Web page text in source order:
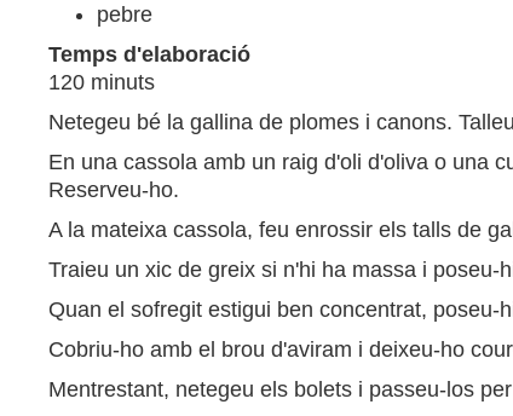
pebre
Temps d'elaboració
120 minuts
Netegeu bé la gallina de plomes i canons.
En una cassola amb un raig d'oli d'oliva o una
Reserveu-ho.
A la mateixa cassola, feu enrossir els talls de
Traieu un xic de greix si n'hi ha massa i
Quan el sofregit estigui ben concentrat,
Cobriu-ho amb el brou d'aviram i deixeu-ho
Mentrestant, netegeu els bolets i passeu-los